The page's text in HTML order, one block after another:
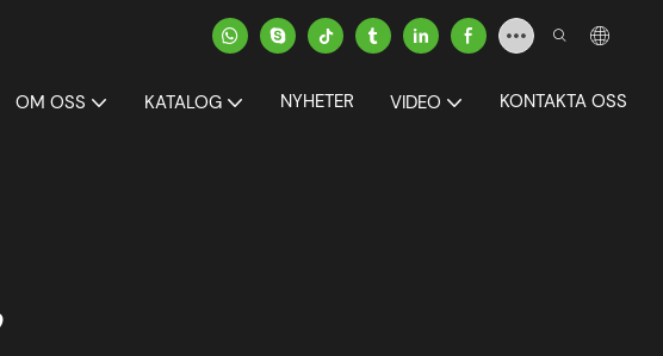
OM OSS KATALOG NYHETER VIDEO KONTAKTA OSS